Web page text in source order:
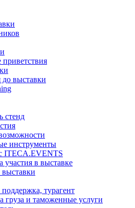
до выставки
стенд
инструменты
ITECA.EVENTS
в выставке
турагент
груза и таможенные услуги